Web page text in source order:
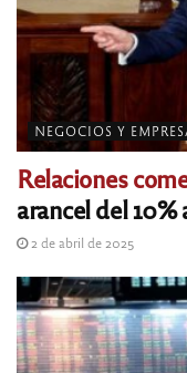
NEGOCIOS Y
Relaciones
arancel del
2 de abril de 2025